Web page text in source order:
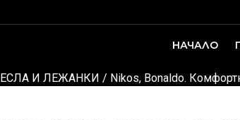
НАЧАЛО
И ЛЕЖАНКИ / Nikos, Bonaldo.